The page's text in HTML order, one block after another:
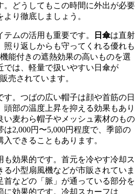
。どうしてもこの時間に外出が必要
り徹底しましょう。
ムの活用も重要です。 日傘は直射
照り返しからも守ってくれる優れも
能付きの遮熱効果の高いものを選
では、軽量で扱いやすい日傘が
売されています。
す。つばの広い帽子は顔や首筋の日
部の温度上昇を抑える効果もあり
い麦わら帽子やメッシュ素材のもの
2,000円〜5,000円程度で、季節の
できることもあります。
も効果的です。首元を冷やす冷却ス
る小型扇風機などが市販されていま
首などの「脈」が通っている部分を
に効果的です。冷却スカーフは